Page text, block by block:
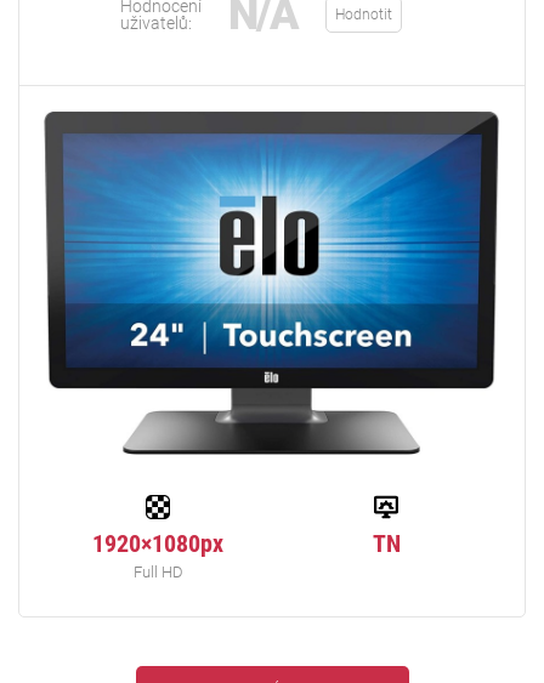
Hodnocení
uživatelů:
N/A Hodnotit
1920×1080px
Full HD
TN